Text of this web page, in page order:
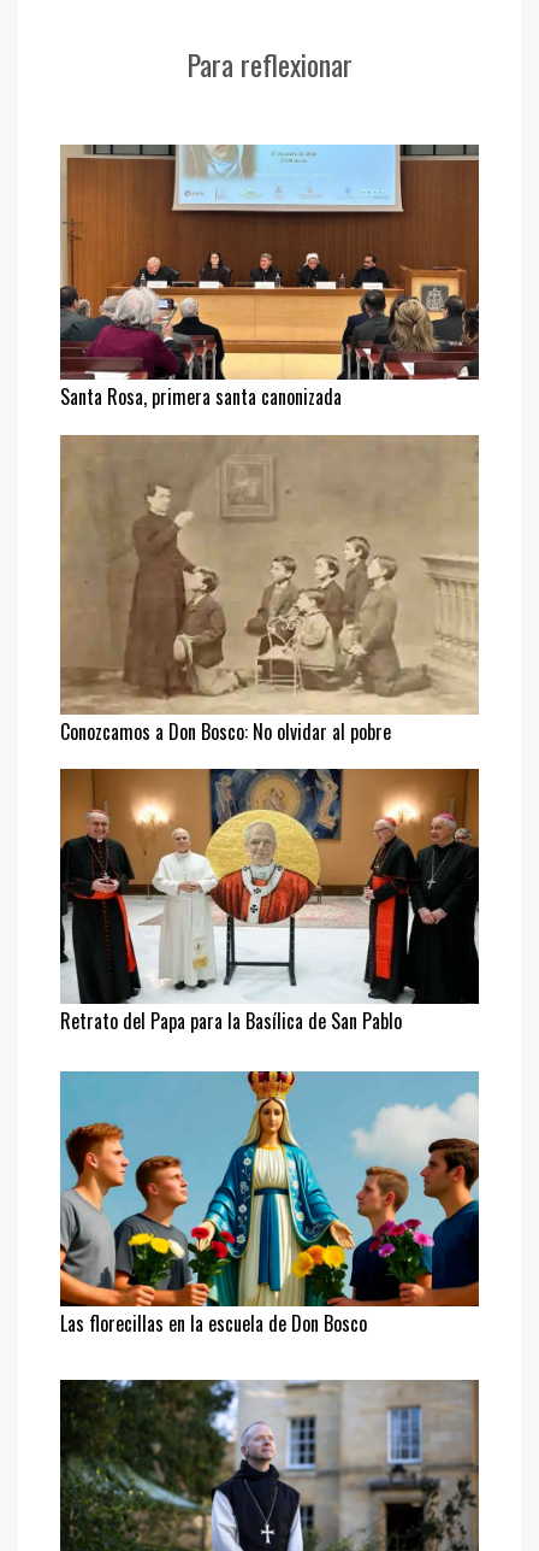
Para reflexionar
Santa Rosa, primera santa canonizada
Conozcamos a Don Bosco: No olvidar al pobre
Retrato del Papa para la Basílica de San Pablo
Las florecillas en la escuela de Don Bosco